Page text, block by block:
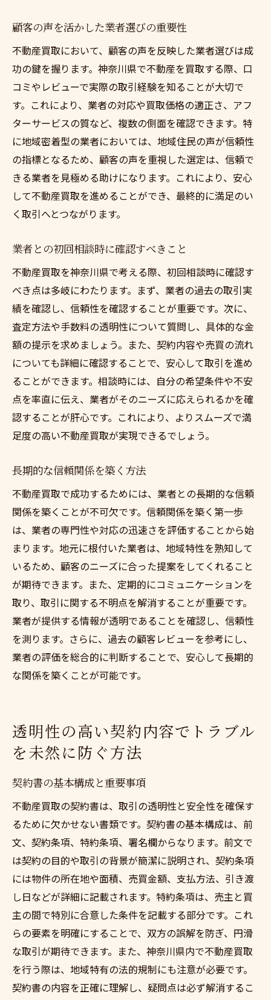
顧客の声を活かした業者選びの重要性
不動産買取において、顧客の声を反映した業者選びは成
功の鍵を握ります。神奈川県で不動産を買取する際、口
コミやレビューで実際の取引経験を知ることが大切で
す。これにより、業者の対応や買取価格の適正さ、アフ
ターサービスの質など、複数の側面を確認できます。特
に地域密着型の業者においては、地域住民の声が信頼性
の指標となるため、顧客の声を重視した選定は、信頼で
きる業者を見極める助けになります。これにより、安心
して不動産買取を進めることができ、最終的に満足のい
く取引へとつながります。
業者との初回相談時に確認すべきこと
不動産買取を神奈川県で考える際、初回相談時に確認す
べき点は多岐にわたります。まず、業者の過去の取引実
績を確認し、信頼性を確認することが重要です。次に、
査定方法や手数料の透明性について質問し、具体的な金
額の提示を求めましょう。また、契約内容や売買の流れ
についても詳細に確認することで、安心して取引を進め
ることができます。相談時には、自分の希望条件や不安
点を率直に伝え、業者がそのニーズに応えられるかを確
認することが肝心です。これにより、よりスムーズで満
足度の高い不動産買取が実現できるでしょう。
長期的な信頼関係を築く方法
不動産買取で成功するためには、業者との長期的な信頼
関係を築くことが不可欠です。信頼関係を築く第一歩
は、業者の専門性や対応の迅速さを評価することから始
まります。地元に根付いた業者は、地域特性を熟知して
いるため、顧客のニーズに合った提案をしてくれること
が期待できます。また、定期的にコミュニケーションを
取り、取引に関する不明点を解消することが重要です。
業者が提供する情報が透明であることを確認し、信頼性
を測ります。さらに、過去の顧客レビューを参考にし、
業者の評価を総合的に判断することで、安心して長期的
な関係を築くことが可能です。
透明性の高い契約内容でトラブル
を未然に防ぐ方法
契約書の基本構成と重要事項
不動産買取の契約書は、取引の透明性と安全性を確保す
るために欠かせない書類です。契約書の基本構成は、前
文、契約条項、特約条項、署名欄からなります。前文で
は契約の目的や取引の背景が簡潔に説明され、契約条項
には物件の所在地や面積、売買金額、支払方法、引き渡
し日などが詳細に記載されます。特約条項は、売主と買
主の間で特別に合意した条件を記載する部分です。これ
らの要素を明確にすることで、双方の誤解を防ぎ、円滑
な取引が期待できます。また、神奈川県内で不動産買取
を行う際は、地域特有の法的規制にも注意が必要です。
契約書の内容を正確に理解し、疑問点は必ず解消するこ